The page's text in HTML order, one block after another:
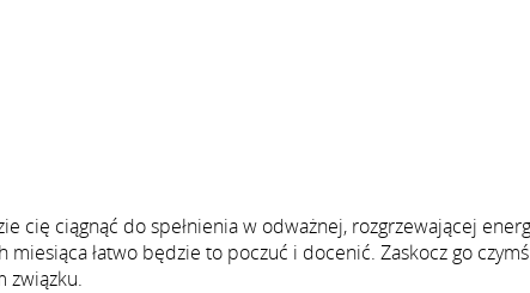
cię ciągnąć do spełnienia w odważnej, rozgrzewającej
łatwo będzie to poczuć i docenić. Zaskocz go czymś
związku.